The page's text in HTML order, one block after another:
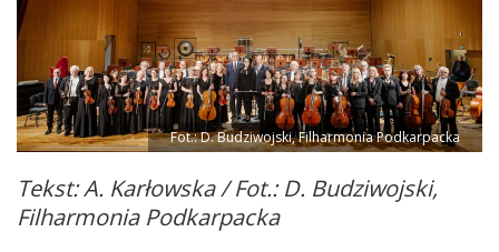
Fot.: D. Budziwojski, Filharmonia Podkarpacka
Tekst: A. Karłowska / Fot.: D. Budziwojski,
Filharmonia Podkarpacka